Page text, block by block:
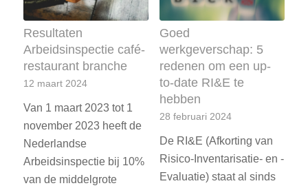
Resultaten
Arbeidsinspectie café-
restaurant branche
12 maart 2024
Van 1 maart 2023 tot 1
november 2023 heeft de
Nederlandse
Arbeidsinspectie bij 10%
van de middelgrote
Goed
werkgeverschap: 5
redenen om een up-
to-date RI&E te
hebben
28 februari 2024
De RI&E (Afkorting van
Risico-Inventarisatie- en -
Evaluatie) staat al sinds